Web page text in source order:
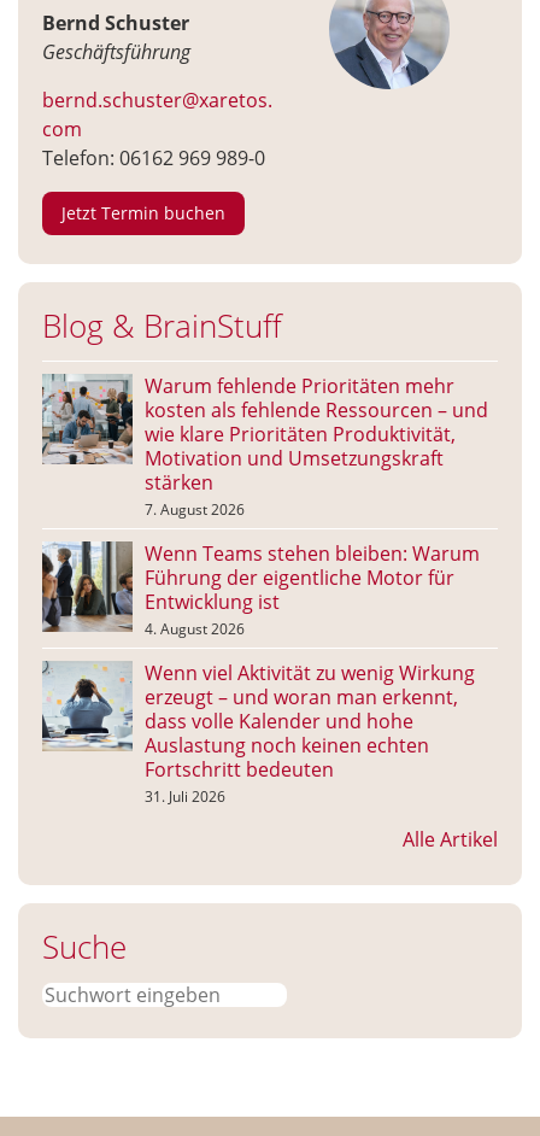
Bernd Schuster
Geschäftsführung
bernd.schuster@xaretos.
com
Telefon: 06162 969 989-0
Jetzt Termin buchen
Blog & BrainStuff
Warum fehlende Prioritäten mehr
kosten als fehlende Ressourcen – und
wie klare Prioritäten Produktivität,
Motivation und Umsetzungskraft
stärken
7. August 2026
Wenn Teams stehen bleiben: Warum
Führung der eigentliche Motor für
Entwicklung ist
4. August 2026
Wenn viel Aktivität zu wenig Wirkung
erzeugt – und woran man erkennt,
dass volle Kalender und hohe
Auslastung noch keinen echten
Fortschritt bedeuten
31. Juli 2026
Alle Artikel
Suche
Suchen